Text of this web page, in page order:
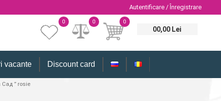
Autentificare / Înregistrare
0
00,00 Lei
0
0
vacante Discount card
” rosie